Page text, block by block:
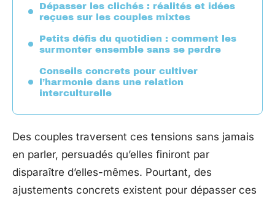
Dépasser les clichés : réalités et idées
reçues sur les couples mixtes
Petits défis du quotidien : comment les
surmonter ensemble sans se perdre
Conseils concrets pour cultiver
l’harmonie dans une relation
interculturelle
Des couples traversent ces tensions sans jamais
en parler, persuadés qu’elles finiront par
disparaître d’elles-mêmes. Pourtant, des
ajustements concrets existent pour dépasser ces